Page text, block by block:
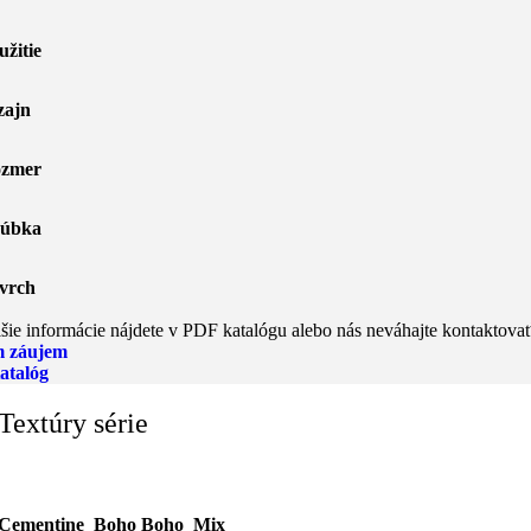
informácie nájdete v PDF katalógu alebo nás neváhajte
záujem
série
Boho_Mix